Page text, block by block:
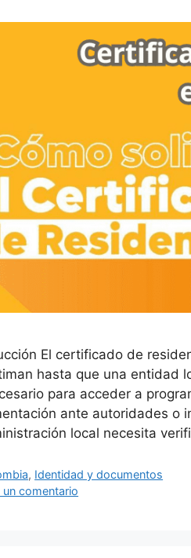
El certificado de
hasta que una entidad
para acceder a
ante autoridades o
local necesita
, Identidad y documentos
un comentario